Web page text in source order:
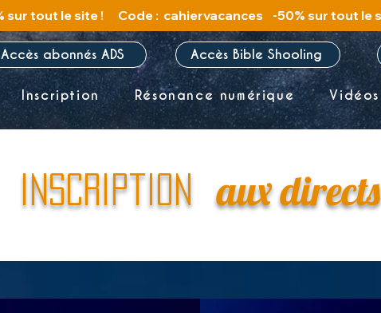
Accès abonnés ADS Accès Bible Shooling
Inscription Résonance numérique Vidéos
Inscription aux directs